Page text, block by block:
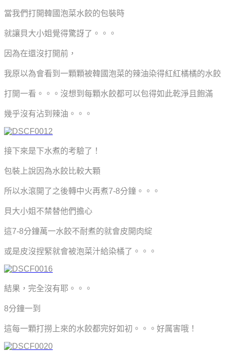
當我們打開韓國泡菜水餃的包裝時
就讓貝大小姐覺得驚訝了。。。
因為在還沒打開前，
我原以為會看到一顆顆被韓國泡菜的辣油染得紅紅橘橘的水餃
打開一看。。。沒想到每顆水餃都可以包得如此乾淨且飽滿
幾乎沒有沾到辣油。。。
接下來是下水煮的考驗了！
包裝上說因為水餃比較大顆
所以水滾開了之後轉中火再煮7-8分鐘。。。
貝大小姐不禁替他們擔心
這7-8分鐘萬一水餃不耐煮的就會皮開肉綻
或是皮沒捏緊就會被泡菜汁給染橘了。。。
結果，完全沒有耶。。。
8分鐘一到
這每一顆打撈上來的水餃都完好如初。。。好厲害哦！